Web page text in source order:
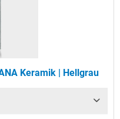
Keramik | Hellgrau